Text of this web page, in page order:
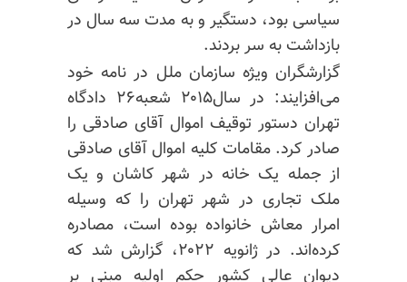
سیاسی بود، دستگیر و به مدت سه سال در
بازداشت به سر بردند.
گزارشگران ویژه سازمان ملل در نامه خود
می‌افزایند: در سال۲۰۱۵ شعبه۲۶ دادگاه
تهران دستور توقیف اموال آقای صادقی را
صادر کرد. مقامات کلیه اموال آقای صادقی
از جمله یک خانه در شهر کاشان و یک
ملک تجاری در شهر تهران را که وسیله
امرار معاش خانواده بوده است، مصادره
کرده‌اند. در ژانویه ۲۰۲۲، گزارش شد که
دیوان عالی کشور حکم اولیه مبنی بر